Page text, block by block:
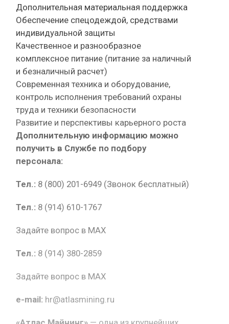
Дополнительная материальная поддержка
Обеспечение спецодеждой, средствами
индивидуальной защиты
Качественное и разнообразное
комплексное питание (питание за наличный
и безналичный расчет)
Современная техника и оборудование,
контроль исполнения требований охраны
труда и техники безопасности
Развитие и перспективы карьерного роста
Дополнительную информацию можно
получить в Службе по подбору
персонала:
Тел.: 8 (800) 201-6949 (Звонок бесплатный)
Тел.: 8 (914) 610-1767
Задайте вопрос в MAX
Тел.: 8 (914) 380-2859
Задайте вопрос в MAX
e-mail: hr@atlasmining.ru